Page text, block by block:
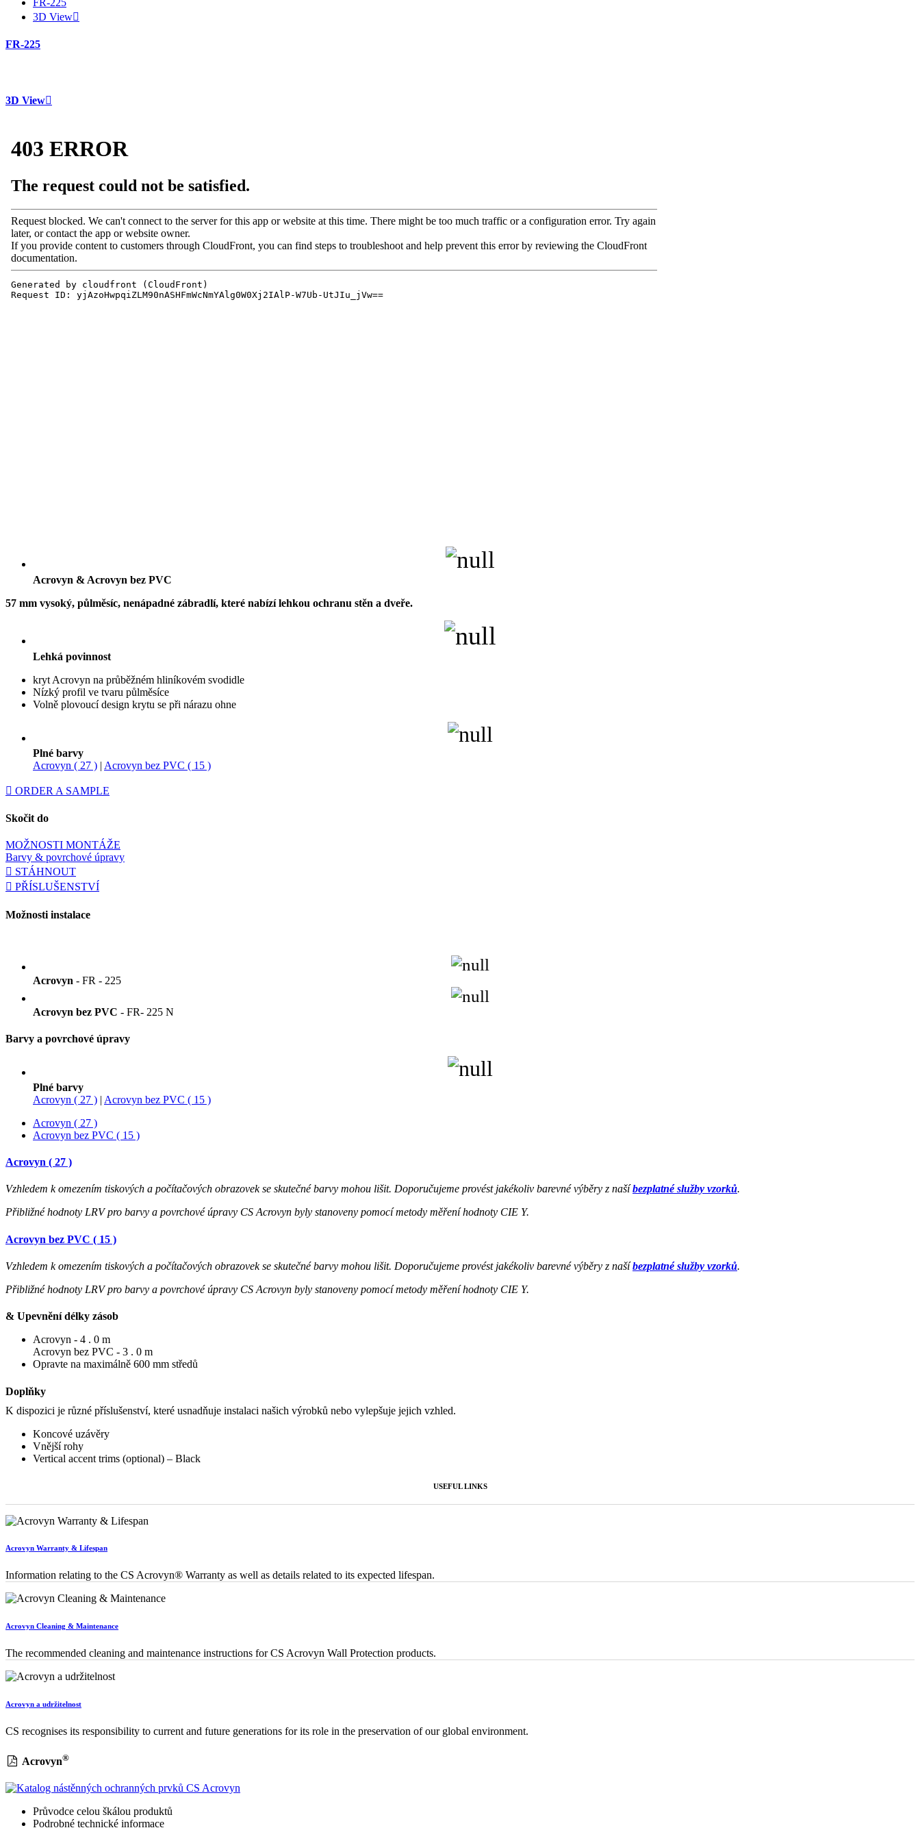
3D View
FR-225
3D View
Acrovyn & Acrovyn bez PVC
57 mm vysoký, půlměsíc, nenápadné zábradlí, které nabízí lehkou ochranu stěn a dveře.
Lehká povinnost
kryt Acrovyn na průběžném hliníkovém svodidle
Nízký profil ve tvaru půlměsíce
Volně plovoucí design krytu se při nárazu ohne
Plné barvy
Acrovyn ( 27 ) | Acrovyn bez PVC ( 15 )
ORDER A SAMPLE
Skočit do
MOŽNOSTI MONTÁŽE
Barvy & povrchové úpravy
STÁHNOUT
PŘÍSLUŠENSTVÍ
Možnosti instalace
Acrovyn - FR - 225
Acrovyn bez PVC - FR- 225 N
Barvy a povrchové úpravy
Plné barvy
Acrovyn ( 27 ) | Acrovyn bez PVC ( 15 )
Acrovyn ( 27 )
Acrovyn bez PVC ( 15 )
Acrovyn ( 27 )
Vzhledem k omezením tiskových a počítačových obrazovek se skutečné barvy mohou lišit. Doporučujeme provést jakékoliv barevné výběry z našíbezplatné služby vzorků.
Přibližné hodnoty LRV pro barvy a povrchové úpravy CS Acrovyn byly stanoveny pomocí metody měření hodnoty CIE Y.
Acrovyn bez PVC ( 15 )
Vzhledem k omezením tiskových a počítačových obrazovek se skutečné barvy mohou lišit. Doporučujeme provést jakékoliv barevné výběry z našíbezplatné služby vzorků.
Přibližné hodnoty LRV pro barvy a povrchové úpravy CS Acrovyn byly stanoveny pomocí metody měření hodnoty CIE Y.
& Upevnění délky zásob
Acrovyn - 4 . 0 m
Acrovyn bez PVC - 3 . 0 m
Opravte na maximálně 600 mm středů
Doplňky
K dispozici je různé příslušenství, které usnadňuje instalaci našich výrobků nebo vylepšuje jejich vzhled.
Koncové uzávěry
Vnější rohy
Vertical accent trims (optional) – Black
USEFUL LINKS
Acrovyn Warranty & Lifespan
Information relating to the CS Acrovyn® Warranty as well as details related to its expected lifespan.
Acrovyn Cleaning & Maintenance
The recommended cleaning and maintenance instructions for CS Acrovyn Wall Protection products.
Acrovyn a udržitelnost
CS recognises its responsibility to current and future generations for its role in the preservation of our global environment.
Acrovyn®
Průvodce celou škálou produktů
Podrobné technické informace